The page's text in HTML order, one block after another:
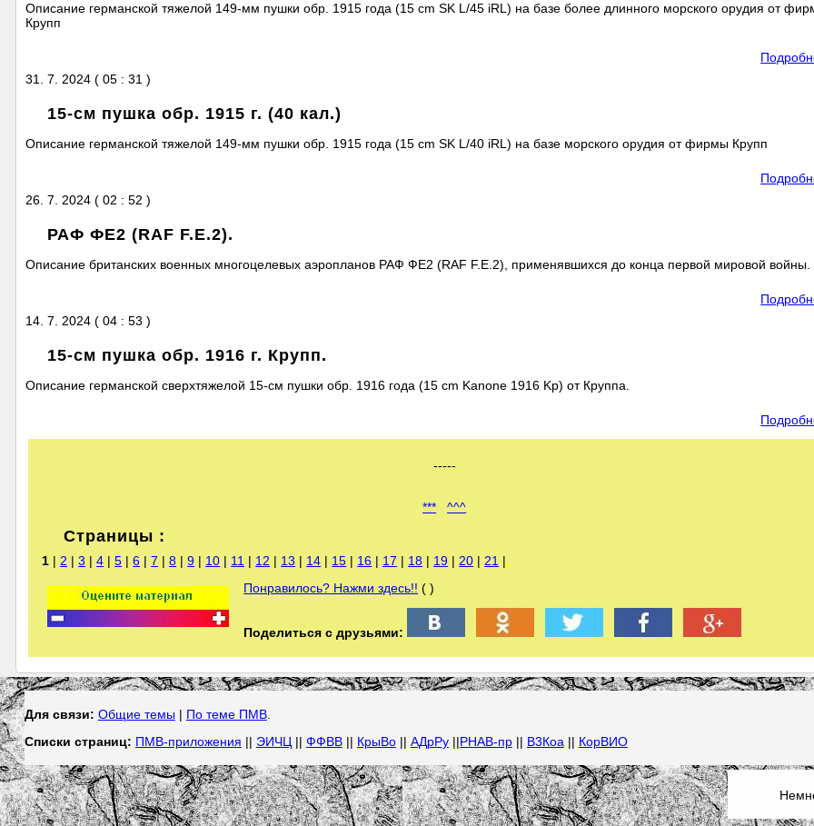
Описание германской тяжелой 149-мм пушки обр. 1915 года (15 cm SK L/45 iRL) на базе более длинного морского орудия от
Крупп
31. 7. 2024 ( 05 : 31 )
15-см пушка обр. 1915 г. (40 кал.)
Описание германской тяжелой 149-мм пушки обр. 1915 года (15 cm SK L/40 iRL) на базе морского орудия от фирмы Крупп
26. 7. 2024 ( 02 : 52 )
РАФ ФЕ2 (RAF F.E.2).
Описание британских военных многоцелевых аэропланов РАФ ФЕ2 (RAF F.E.2), применявшихся до конца первой мировой войны.
14. 7. 2024 ( 04 : 53 )
15-см пушка обр. 1916 г. Крупп.
Описание германской сверхтяжелой 15-см пушки обр. 1916 года (15 cm Kanone 1916 Kp) от Круппа.
-----
*** ^^^
Страницы :
1 | 2 |3 |4 |5 |6 |7 |8 |9 | 10 | 11 | 12 | 13 | 14 | 15 | 16 | 17 | 18 | 19 | 20 | 21 |
Понравилось? Нажми здесь!! ( )
Поделиться с друзьями:
Для связи: Общие темы | По теме ПМВ.
Списки страниц: ПМВ-приложения || ЭИЧЦ || ФФВВ|| КрыВо|| АДрРу||РНАВ-пр|| В3Коа || КорВИО